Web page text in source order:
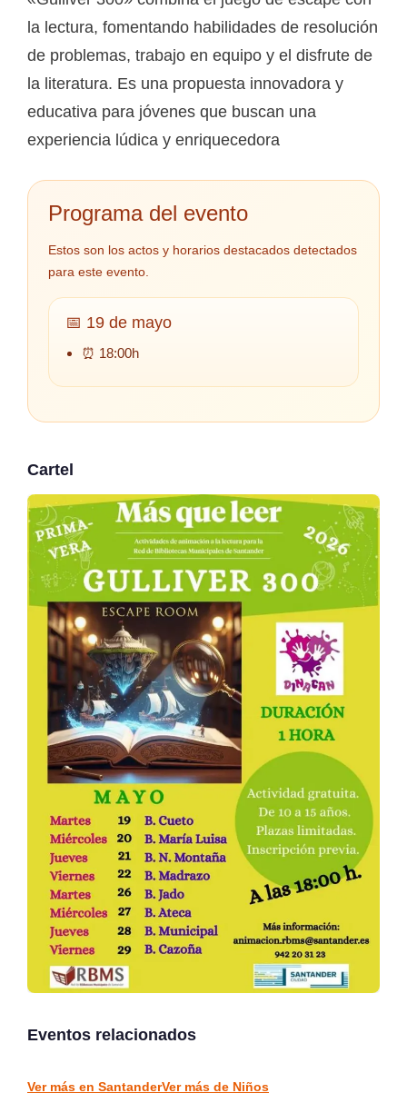
la lectura, fomentando habilidades de resolución
de problemas, trabajo en equipo y el disfrute de
la literatura. Es una propuesta innovadora y
educativa para jóvenes que buscan una
experiencia lúdica y enriquecedora
Programa del evento
Estos son los actos y horarios destacados detectados
para este evento.
📅 19 de mayo
⏰ 18:00h
Cartel
Eventos relacionados
DOSIS DE SONRISAS en
Santander 2026
Santander
Ver más en SantanderVer más de Niños